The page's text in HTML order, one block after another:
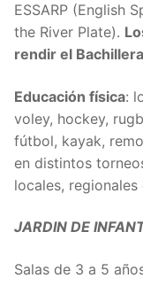
ESSARP (English
the River Plate).
rendir el
Educación física:
voley, hockey,
fútbol, kayak,
en distintos
locales,
JARDIN DE
Salas de 3 a 5